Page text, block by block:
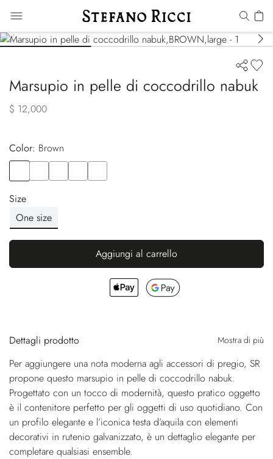
Marsupio in pelle di coccodrillo nabuk
$ 12,000
Color:
brown
Size
One size
Aggiungi al carrello
Dettagli prodotto Mostra di più
Per aggiungere una nota moderna agli accessori di pregio, SR
propone questo marsupio in pelle di coccodrillo nabuk.
Progettato con un tocco di modernità, questo pratico oggetto
è il contenitore perfetto per gli oggetti di uso quotidiano. Con
un profilo elegante e l’iconica testa d’aquila con elementi
decorativi in rutenio galvanizzato, è un dettaglio elegante per
completare qualsiasi ensemble.